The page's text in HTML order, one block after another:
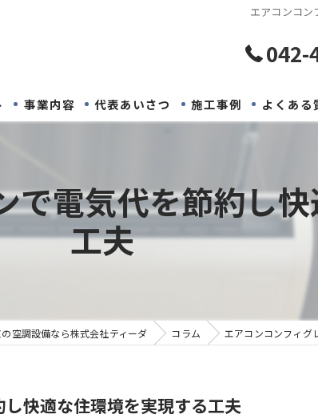
エアコンコン
042-
事業内容 代表あいさつ 施工事例 よくある
で電気代を節約し
工夫
の空調設備なら株式会社ティーダ コラム エアコンコンフィグ
快適な住環境を実現する工夫